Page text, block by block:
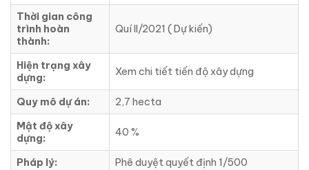
Thời gian công
trình hoàn
thành:
Quí II/2021 ( Dự kiến)
Hiện trạng xây
dựng:
Xem chi tiết tiến độ xây dựng
Quy mô dự án:
2,7 hecta
Mật độ xây
dựng:
40 %
Pháp lý:
Phê duyệt quyết định 1/500